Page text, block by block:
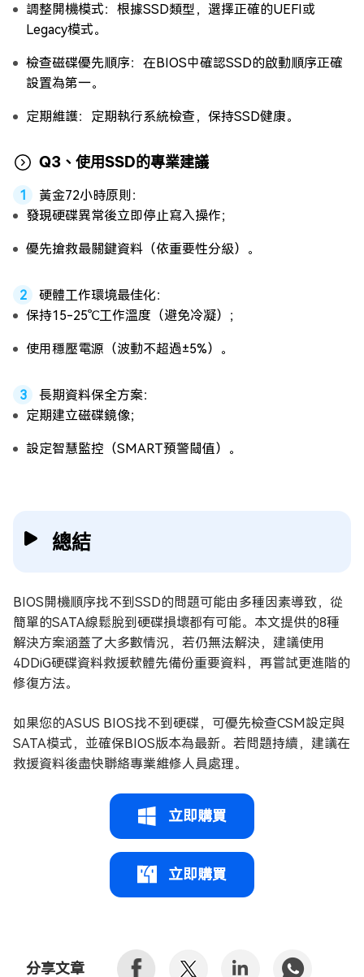
調整開機模式：根據SSD類型，選擇正確的UEFI或
Legacy模式。
檢查磁碟優先順序：在BIOS中確認SSD的啟動順序正確
設置為第一。
定期維護：定期執行系統檢查，保持SSD健康。
Q3、使用SSD的專業建議
黃金72小時原則：
發現硬碟異常後立即停止寫入操作；
優先搶救最關鍵資料（依重要性分級）。
硬體工作環境最佳化：
保持15-25℃工作溫度（避免冷凝）；
使用穩壓電源（波動不超過±5%）。
長期資料保全方案：
定期建立磁碟鏡像；
設定智慧監控（SMART預警閾值）。
總結
BIOS開機順序找不到SSD的問題可能由多種因素導致，從
簡單的SATA線鬆脫到硬碟損壞都有可能。本文提供的8種
解決方案涵蓋了大多數情況，若仍無法解決，建議使用
4DDiG硬碟資料救援軟體先備份重要資料，再嘗試更進階的
修復方法。
如果您的ASUS BIOS找不到硬碟，可優先檢查CSM設定與
SATA模式，並確保BIOS版本為最新。若問題持續，建議在
救援資料後盡快聯絡專業維修人員處理。
立即購買
立即購買
分享文章